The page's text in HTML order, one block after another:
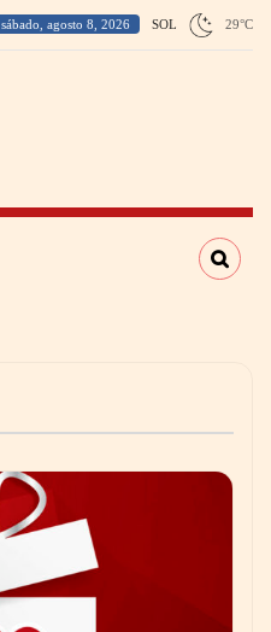
sábado, agosto 8, 2026 SOL 29°C